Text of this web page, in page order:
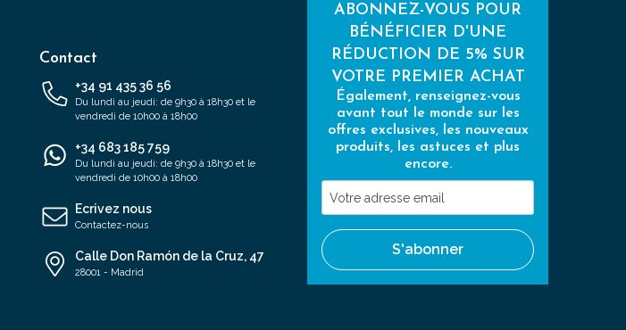
Contact
+34 91 435 36 56
Du lundi au jeudi: de 9h30 à 18h30 et le
vendredi de 10h00 à 18h00
+34 683 185 759
Du lundi au jeudi: de 9h30 à 18h30 et le
vendredi de 10h00 à 18h00
Ecrivez nous
Contactez-nous
Calle Don Ramón de la Cruz, 47
28001 - Madrid
ABONNEZ-VOUS POUR
BÉNÉFICIER D'UNE
RÉDUCTION DE 5% SUR
VOTRE PREMIER ACHAT
Également, renseignez-vous
avant tout le monde sur les
offres exclusives, les nouveaux
produits, les astuces et plus
encore.
Votre
adresse
email
S'abonner